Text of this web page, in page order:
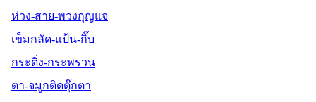
ห่วง-สาย-พวงกุญแจ
เข็มกลัด-แป้น-กิ๊บ
กระดิ่ง-กระพรวน
ตา-จมูกติดตุ๊กตา